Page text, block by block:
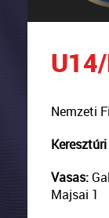
U14/
Nemzeti
Vasas:
Majsai 1